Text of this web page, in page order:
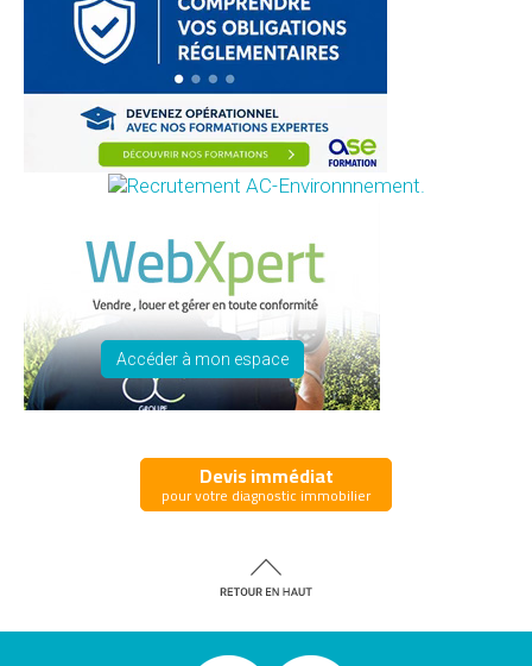
Accéder à mon espace
Devis immédiat
pour votre diagnostic immobilier